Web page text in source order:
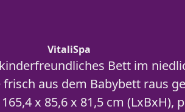
VitaliSpa
Bett im
aus dem Babybett raus
x 85,6 x 81,5 cm (LxBxH),